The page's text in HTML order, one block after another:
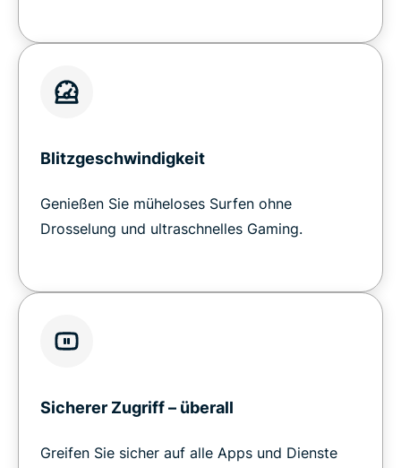
Blitzgeschwindigkeit
Genießen Sie müheloses Surfen ohne
Drosselung und ultraschnelles Gaming.
Sicherer Zugriff – überall
Greifen Sie sicher auf alle Apps und Dienste